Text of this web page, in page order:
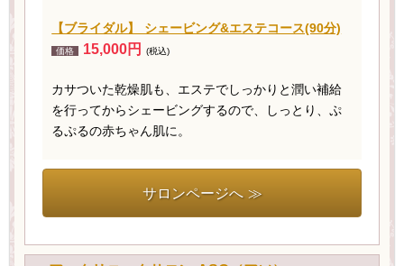
【ブライダル】 シェービング&エステコース(90分)
価格 15,000円 (税込)
カサついた乾燥肌も、エステでしっかりと潤い補給
を行ってからシェービングするので、しっとり、ぷ
るぷるの赤ちゃん肌に。
サロンページへ ≫